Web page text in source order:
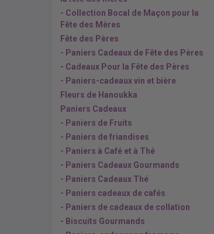
- Collection Bocal de Maçon pour la
Fête des Mères
Fête des Pères
- Paniers Cadeaux de Fête des Pères
- Cadeaux Pour la Fête des Pères
- Paniers-cadeaux vin et bière
Fleurs de Hanoukka
Paniers Cadeaux
- Paniers de Fruits
- Paniers de friandises
- Paniers à Café et à Thé
- Paniers Cadeaux Gourmands
- Paniers Cadeaux Thé
- Paniers cadeaux de cafés
- Paniers de cadeaux de collation
- Biscuits Gourmands